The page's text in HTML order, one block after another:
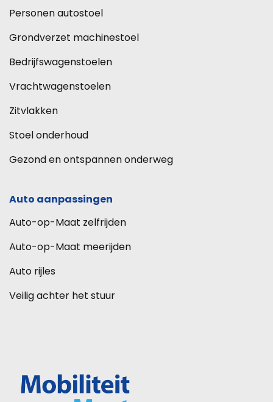
Personen autostoel
Grondverzet machinestoel
Bedrijfswagenstoelen
Vrachtwagenstoelen
Zitvlakken
Stoel onderhoud
Gezond en ontspannen onderweg
Auto aanpassingen
Auto-op-Maat zelfrijden
Auto-op-Maat meerijden
Auto rijles
Veilig achter het stuur